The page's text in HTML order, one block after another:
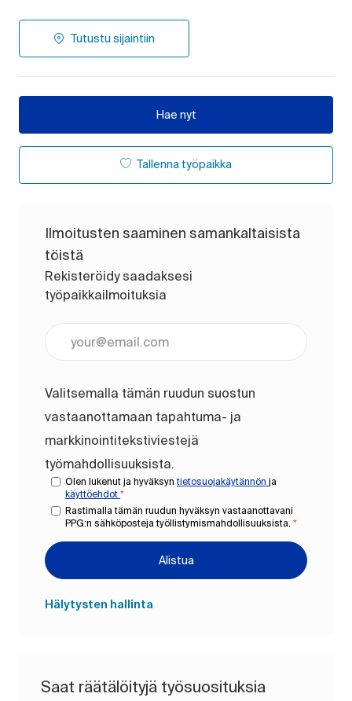
Tutustu sijaintiin
Hae nyt
Tallenna työpaikka
Ilmoitusten saaminen samankaltaisista
töistä
Rekisteröidy saadaksesi
työpaikkailmoituksia
Valitsemalla tämän ruudun suostun
vastaanottamaan tapahtuma- ja
markkinointitekstiviestejä
työmahdollisuuksista.
Olen lukenut ja hyväksyntietosuojakäytännön ja
käyttöehdot *
Rastimalla tämän ruudun hyväksyn vastaanottavani
PPG:n sähköposteja työllistymismahdollisuuksista. *
Alistua
Hälytysten hallinta
Saat räätälöityjä työsuosituksia